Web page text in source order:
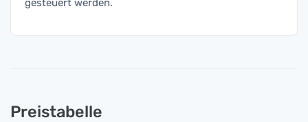
gesteuert werden.
Preistabelle